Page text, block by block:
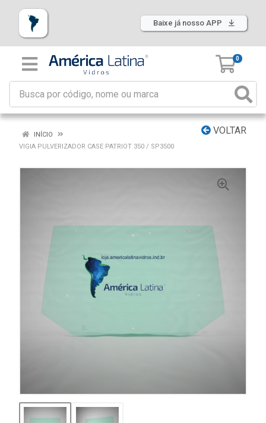
Baixe já nosso APP
0
VOLTAR
INÍCIO
VIGIA PULVERIZADOR CASE PATRIOT 350 / SP3500